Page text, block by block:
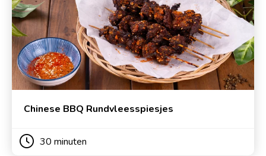
Chinese BBQ Rundvleesspiesjes
30 minuten